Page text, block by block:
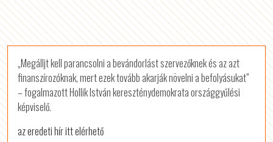
„Megálljt kell parancsolni a bevándorlást szervezőknek és az azt
finanszírozóknak, mert ezek tovább akarják növelni a befolyásukat”
– fogalmazott Hollik István kereszténydemokrata országgyűlési
képviselő.
az eredeti hír itt elérhető